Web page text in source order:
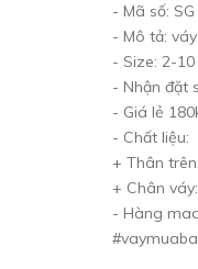
- Mã số: SG
- Mô tả:
- Size: 2-
- Nhận đặt
- Giá lẻ
- Chất liệu:
+ Thân
+ Chân
- Hàng